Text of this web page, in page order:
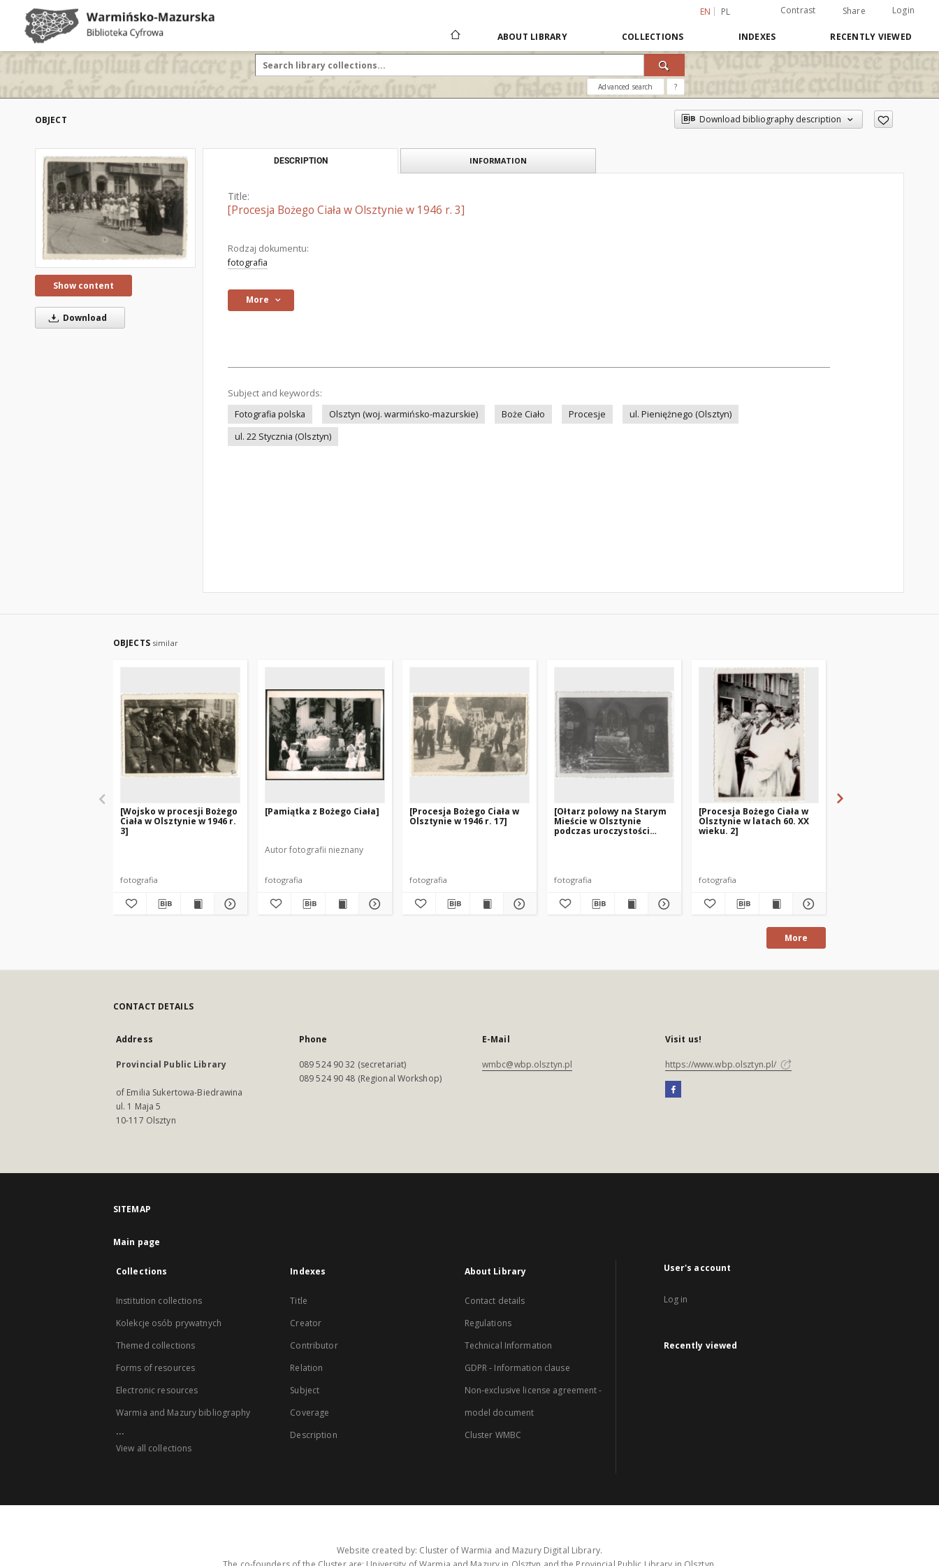
EN PL Contrast Share Login
ABOUT LIBRARY COLLECTIONS INDEXES RECENTLY VIEWED
Advanced search ?
OBJECT Download bibliography description
Show content
Download
DESCRIPTION INFORMATION
Title:
[Procesja Bożego Ciała w Olsztynie w 1946 r. 3]
Rodzaj dokumentu:
fotografia
More
Subject and keywords:
Fotografia polska
Olsztyn (woj. warmińsko-mazurskie) Boże Ciało Procesje
ul. Pieniężnego (Olsztyn)
ul. 22 Stycznia (Olsztyn)
OBJECTS similar
[Wojsko w procesji Bożego
Ciała w Olsztynie w 1946 r.
3]
fotografia
[Pamiątka z Bożego Ciała]
Autor fotografii nieznany
fotografia
[Procesja Bożego Ciała w
Olsztynie w 1946 r. 17]
fotografia
[Ołtarz polowy na Starym
Mieście w Olsztynie
podczas uroczystości
fotografia
[Procesja Bożego Ciała w
Olsztynie w latach 60. XX
wieku. 2]
fotografia
More
CONTACT DETAILS
Address
Provincial Public Library
of Emilia Sukertowa-Biedrawina
ul. 1 Maja 5
10-117 Olsztyn
Phone
089 524 90 32 (secretariat)
089 524 90 48 (Regional Workshop)
E-Mail
wmbc@wbp.olsztyn.pl
Visit us!
https://www.wbp.olsztyn.pl/
SITEMAP
Main page
Collections
Institution collections
Kolekcje osób prywatnych
Themed collections
Forms of resources
Electronic resources
Warmia and Mazury bibliography
...
View all collections
Indexes
Title
Creator
Contributor
Relation
Subject
Coverage
Description
About Library
Contact details
Regulations
Technical Information
GDPR - Information clause
Non-exclusive license agreement -
model document
Cluster WMBC
User's account
Log in
Recently viewed
Website created by: Cluster of Warmia and Mazury Digital Library.